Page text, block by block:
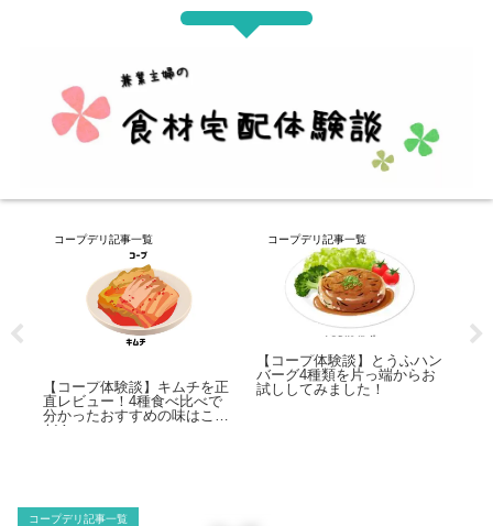
】キムチを正
種食べ比べで
めの味はこれ
コープデリ記事一覧
【コープ体験談】とうふハン
バーグ4種類を片っ端からお
試ししてみました！
コープデリ記事一覧
【コープ体験談】豆乳
端からお試し！一番お
のはどれ？
コープデリ記事一覧